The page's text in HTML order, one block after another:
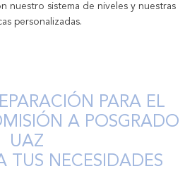
nuestro sistema de niveles y nuestras
personalizadas.
PARA EL
A POSGRADO
UAZ
TUS NECESIDADES